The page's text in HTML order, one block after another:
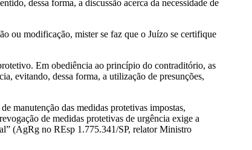
dessa forma, a discussão acerca da necessidade de
ou modificação, mister se faz que o Juízo se certifique
Em obediência ao princípio do contraditório, as
evitando, dessa forma, a utilização de presunções,
manutenção das medidas protetivas impostas,
de medidas protetivas de urgência exige a
(AgRg no REsp 1.775.341/SP, relator Ministro